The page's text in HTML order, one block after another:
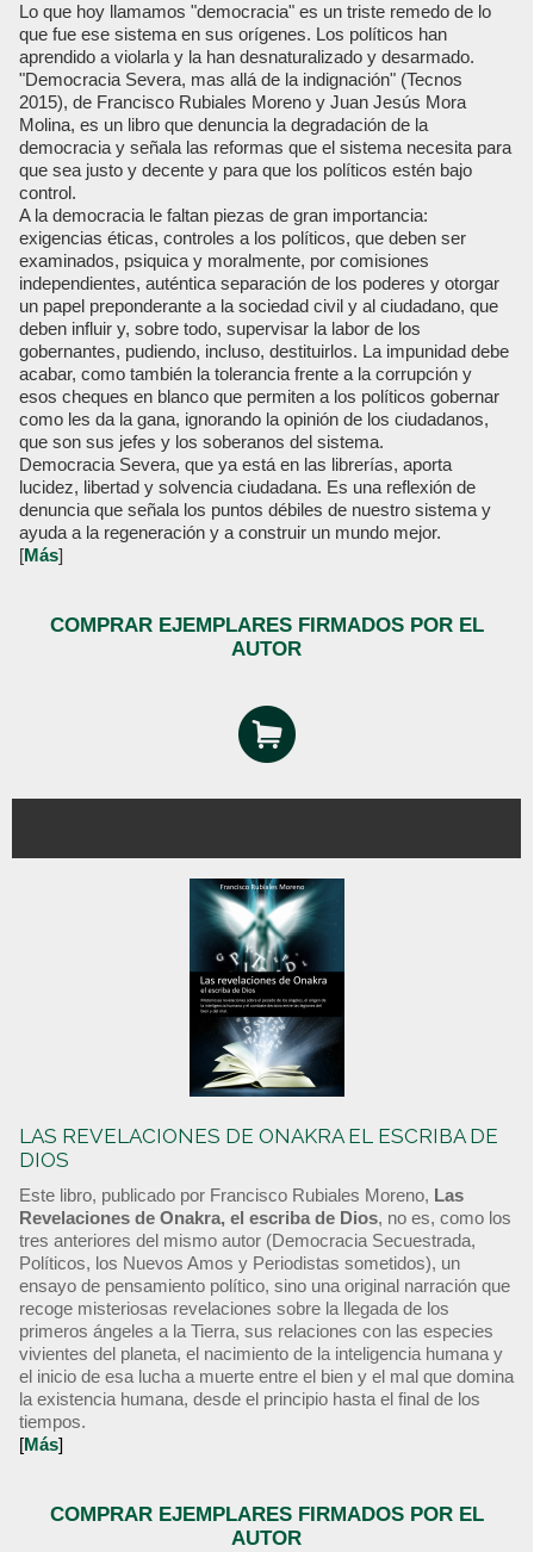
Lo que hoy llamamos "democracia" es un triste remedo de lo
que fue ese sistema en sus orígenes. Los políticos han
aprendido a violarla y la han desnaturalizado y desarmado.
"Democracia Severa, mas allá de la indignación" (Tecnos
2015), de Francisco Rubiales Moreno y Juan Jesús Mora
Molina, es un libro que denuncia la degradación de la
democracia y señala las reformas que el sistema necesita para
que sea justo y decente y para que los políticos estén bajo
control.
A la democracia le faltan piezas de gran importancia:
exigencias éticas, controles a los políticos, que deben ser
examinados, psiquica y moralmente, por comisiones
independientes, auténtica separación de los poderes y otorgar
un papel preponderante a la sociedad civil y al ciudadano, que
deben influir y, sobre todo, supervisar la labor de los
gobernantes, pudiendo, incluso, destituirlos. La impunidad debe
acabar, como también la tolerancia frente a la corrupción y
esos cheques en blanco que permiten a los políticos gobernar
como les da la gana, ignorando la opinión de los ciudadanos,
que son sus jefes y los soberanos del sistema.
Democracia Severa, que ya está en las librerías, aporta
lucidez, libertad y solvencia ciudadana. Es una reflexión de
denuncia que señala los puntos débiles de nuestro sistema y
ayuda a la regeneración y a construir un mundo mejor.
[Más]
COMPRAR EJEMPLARES FIRMADOS POR EL
AUTOR
LAS REVELACIONES DE ONAKRA EL ESCRIBA DE
DIOS
Este libro, publicado por Francisco Rubiales Moreno, Las
Revelaciones de Onakra, el escriba de Dios, no es, como los
tres anteriores del mismo autor (Democracia Secuestrada,
Políticos, los Nuevos Amos y Periodistas sometidos), un
ensayo de pensamiento político, sino una original narración que
recoge misteriosas revelaciones sobre la llegada de los
primeros ángeles a la Tierra, sus relaciones con las especies
vivientes del planeta, el nacimiento de la inteligencia humana y
el inicio de esa lucha a muerte entre el bien y el mal que domina
la existencia humana, desde el principio hasta el final de los
tiempos.
[Más]
COMPRAR EJEMPLARES FIRMADOS POR EL
AUTOR